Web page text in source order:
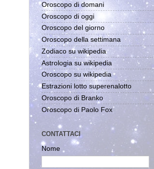
Oroscopo di domani
Oroscopo di oggi
Oroscopo del giorno
Oroscopo della settimana
Zodiaco su wikipedia
Astrologia su wikipedia
Oroscopo su wikipedia
Estrazioni lotto superenalotto
Oroscopo di Branko
Oroscopo di Paolo Fox
CONTATTACI
Nome